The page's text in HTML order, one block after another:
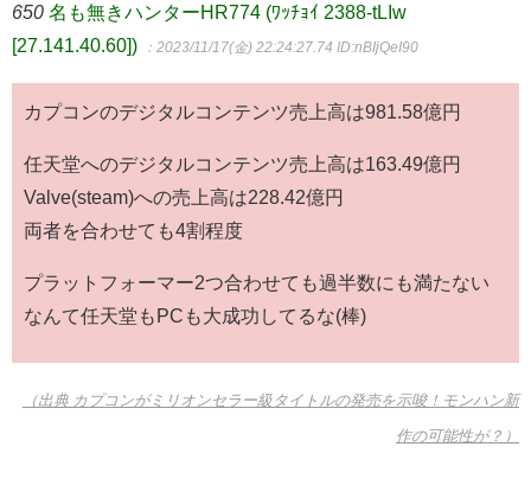
650 名も無きハンターHR774 (ﾜｯﾁｮｲ 2388-tLIw
[27.141.40.60])
：2023/11/17(金) 22:24:27.74 ID:nBIjQeI90
カプコンのデジタルコンテンツ売上高は981.58億円
任天堂へのデジタルコンテンツ売上高は163.49億円
Valve(steam)への売上高は228.42億円
両者を合わせても4割程度
プラットフォーマー2つ合わせても過半数にも満たない
なんて任天堂もPCも大成功してるな(棒)
（出典 カプコンがミリオンセラー級タイトルの発売を示唆！モンハン新
作の可能性が？）